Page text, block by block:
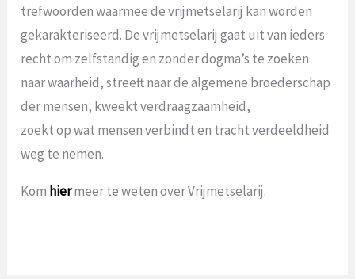
trefwoorden waarmee de vrijmetselarij kan worden
gekarakteriseerd. De vrijmetselarij gaat uit van ieders
recht om zelfstandig en zonder dogma’s te zoeken
naar waarheid, streeft naar de algemene broederschap
der mensen, kweekt verdraagzaamheid,
zoekt op wat mensen verbindt en tracht verdeeldheid
weg te nemen.
Kom hiermeer te weten over Vrijmetselarij.